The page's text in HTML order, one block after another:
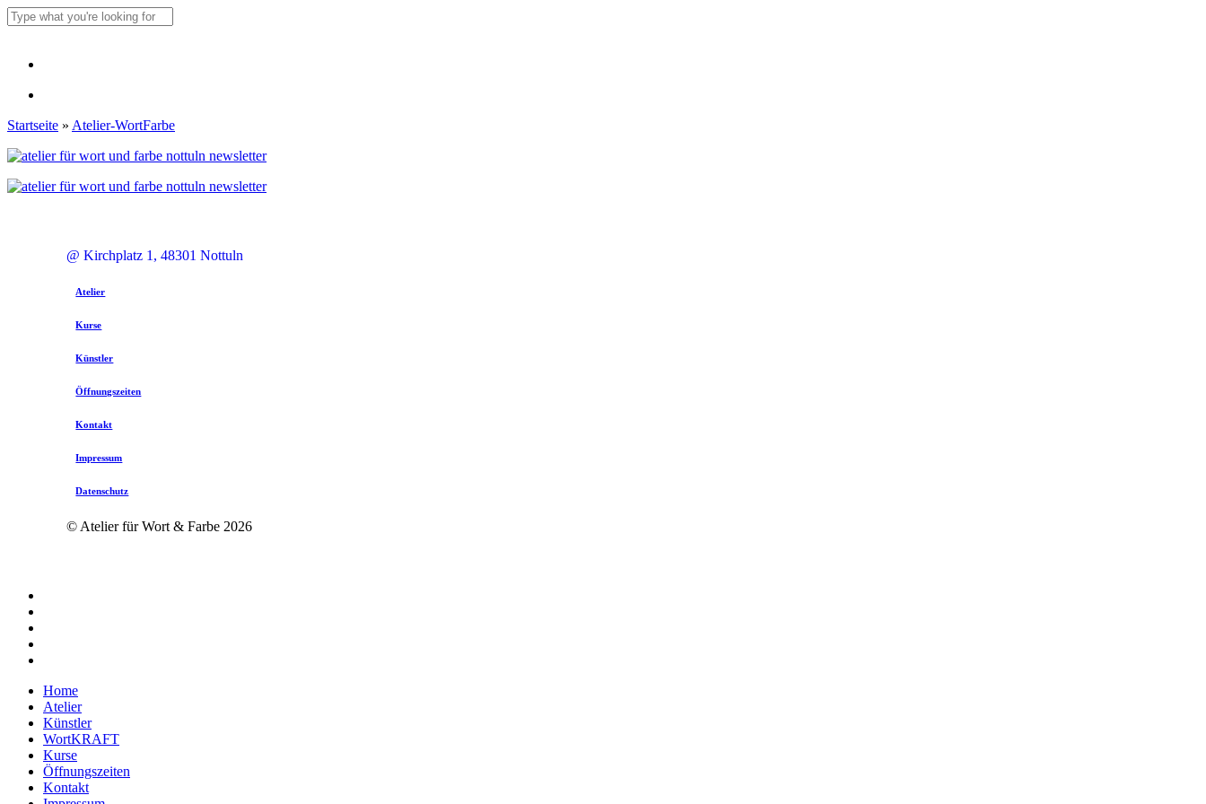
Skip
to
content
Menu
Startseite » Atelier-WortFarbe
@ Kirchplatz 1, 48301 Nottuln
Atelier
Kurse
Künstler
Öffnungszeiten
Kontakt
Impressum
Datenschutz
© Atelier für Wort & Farbe 2026
Close
Menu
Home
Atelier
Künstler
WortKRAFT
Kurse
Öffnungszeiten
Kontakt